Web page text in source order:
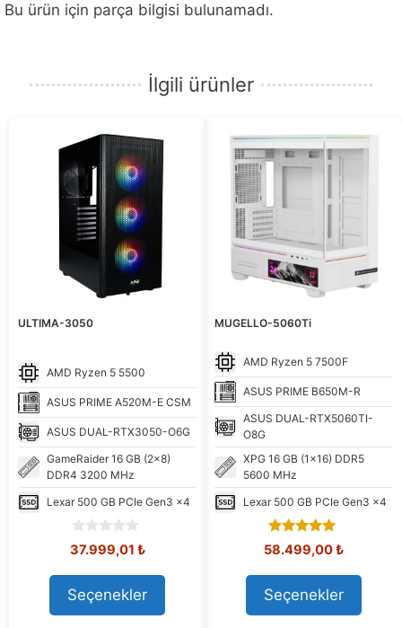
Bu ürün için parça bilgisi bulunamadı.
İlgili ürünler
ULTIMA-3050
AMD Ryzen 5 5500
ASUS PRIME A520M-E CSM
ASUS DUAL-RTX3050-O6G
GameRaider 16 GB (2x8)
DDR4 3200 MHz
Lexar 500 GB PCIe Gen3 x4
0
o
u
t
o
f
Orijinal
41.043,63 ₺.
37.999,01 ₺Şu
37.999,01 ₺.
Seçenekler
MUGELLO-5060Ti
AMD Ryzen 5 7500F
ASUS PRIME B650M-R
ASUS DUAL-RTX5060TI-
O8G
XPG 16 GB (1x16) DDR5
5600 MHz
Lexar 500 GB PCIe Gen3 x4
4.85
out of 5
Orijinal
72.046,55 ₺.
58.499,00₺Şu
Seçenekler